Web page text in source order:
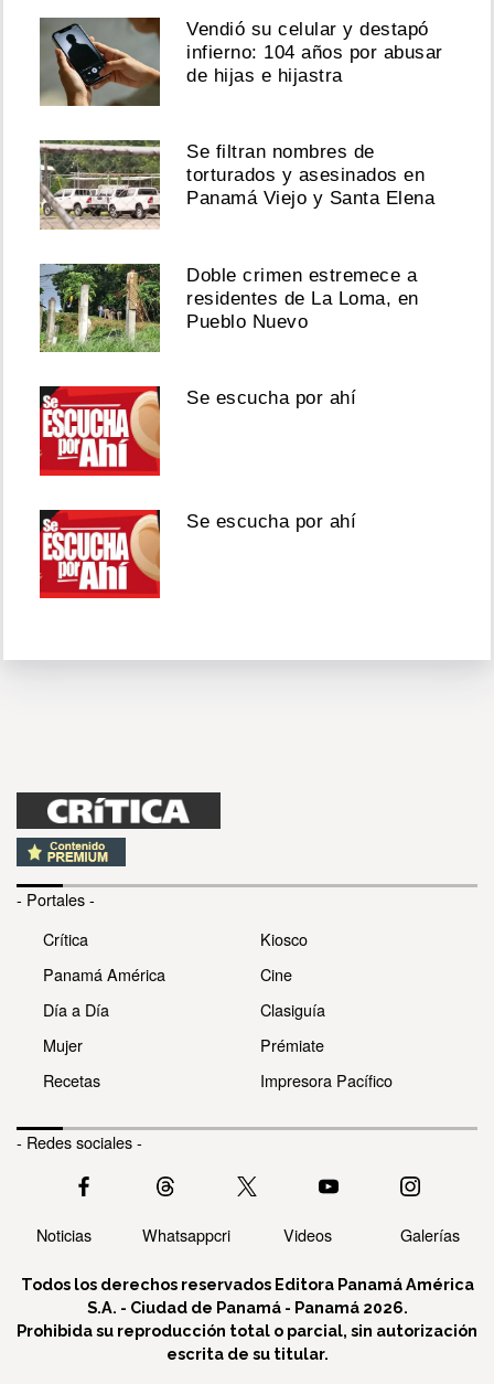
Vendió su celular y destapó
infierno: 104 años por abusar
de hijas e hijastra
Se filtran nombres de
torturados y asesinados en
Panamá Viejo y Santa Elena
Doble crimen estremece a
residentes de La Loma, en
Pueblo Nuevo
Se escucha por ahí
Se escucha por ahí
- Portales -
Crítica
Panamá América
Día a Día
Mujer
Recetas
Kiosco
Cine
Clasiguía
Prémiate
Impresora Pacífico
- Redes sociales -
Noticias Whatsappcri Videos Galerías
Todos los derechos reservados Editora Panamá América
S.A. - Ciudad de Panamá - Panamá 2026.
Prohibida su reproducción total o parcial, sin autorización
escrita de su titular.